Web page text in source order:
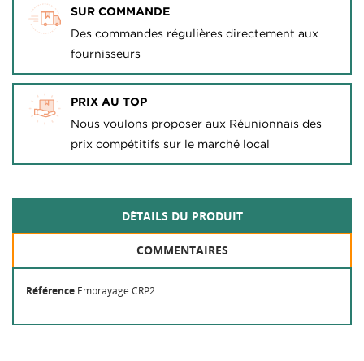
SUR COMMANDE
Des commandes régulières directement aux
fournisseurs
PRIX AU TOP
Nous voulons proposer aux Réunionnais des
prix compétitifs sur le marché local
DÉTAILS DU PRODUIT
COMMENTAIRES
Référence Embrayage CRP2
MES LISTES D'ENVIES
CRÉER UNE LISTE D'ENVIES
NOM DE LA LISTE D'ENVIES
Annuler Créer une liste d'envies
CONNEXION
Vous devez être connecté pour ajouter des produits
à votre liste d'envies.